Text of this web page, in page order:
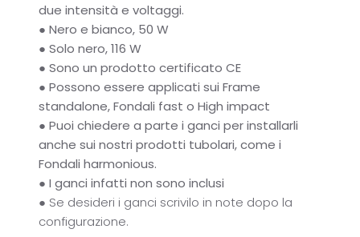
due intensità e voltaggi.
● Nero e bianco, 50 W
● Solo nero, 116 W
● Sono un prodotto certificato CE
● Possono essere applicati sui Frame
standalone, Fondali fast o High impact
● Puoi chiedere a parte i ganci per installarli
anche sui nostri prodotti tubolari, come i
Fondali harmonious.
● I ganci infatti non sono inclusi
● Se desideri i ganci scrivilo in note dopo la
configurazione.